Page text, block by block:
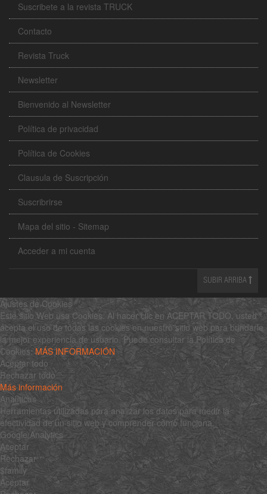
Suscribete a la revista TRUCK
Contacto
Revista Truck
Newsletter
Bienvenido al Newsletter
Política de privacidad
Política de Cookies
Clausula de Suscripción
Suscribrirse
Mapa del sitio - Sitemap
Acceder a mi cuenta
SUBIR ARRIBA
Ajustes de Cookies
Este sitio Web usa Cookies. Al hacer clic en ACEPTAR TODO, usted
acepta el uso de todas las cookies en nuestro sitio web para brindarle
la mejor experiencia de usuario. Puede consultar la Política de
Cookies:MÁS INFORMACIÓN
Aceptar todo
Rechazar todo
Más información
Analíticas
Herramientas utilizadas para analizar los datos para medir la
efectividad de un sitio web y comprender cómo funciona.
Google Analytics
Aceptar
Rechazar
$family
Aceptar